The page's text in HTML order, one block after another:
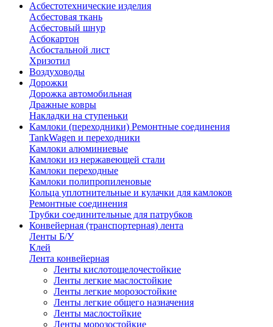
Асбестотехнические изделия
Асбестовая ткань
Асбестовый шнур
Асбокартон
Асбостальной лист
Хризотил
Воздуховоды
Дорожки
Дорожка автомобильная
Дражные ковры
Накладки на ступеньки
Камлоки (переходники) Ремонтные соединения
TankWagen и переходники
Камлоки алюминиевые
Камлоки из нержавеющей стали
Камлоки переходные
Камлоки полипропиленовые
Кольца уплотнительные и кулачки для камлоков
Ремонтные соединения
Трубки соединительные для патрубков
Конвейерная (транспортерная) лента
Ленты Б/У
Клей
Лента конвейерная
Ленты кислотощелочестойкие
Ленты легкие маслостойкие
Ленты легкие морозостойкие
Ленты легкие общего назначения
Ленты маслостойкие
Ленты морозостойкие